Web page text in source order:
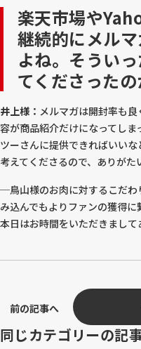
楽天市場や
継続的にメル
よね。そうい
てくださったの
井上様： メルマガは開封率も
容が商品紹介だけになってし
ツーさんに提供できればいい
考えてくださるので、ありがた
─鳥山様のお肉に対するこだわ
み込んでもよりファンの獲得に
本日はお時間をいただきまして
前の記事へ
同じカテゴリーの記